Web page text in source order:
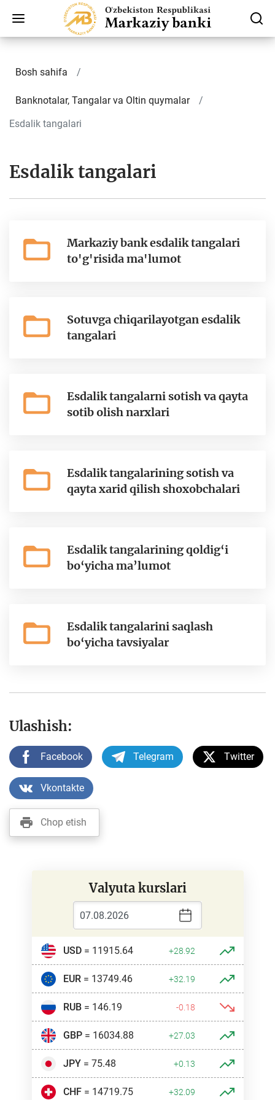
Bosh sahifa
Banknotalar, Tangalar va Oltin quymalar
Esdalik tangalari
Esdalik tangalari
Markaziy bank esdalik tangalari
to'g'risida ma'lumot
Sotuvga chiqarilayotgan esdalik
tangalari
Esdalik tangalarni sotish va qayta
sotib olish narxlari
Esdalik tangalarining sotish va
qayta xarid qilish shoxobchalari
Esdalik tangalarining qoldig‘i
bo‘yicha ma’lumot
Esdalik tangalarini saqlash
bo‘yicha tavsiyalar
Ulashish:
Facebook Telegram Twitter
Vkontakte
Chop etish
Valyuta kurslari
USD= 11915.64 +28.92
EUR= 13749.46 +32.19
RUB= 146.19 -0.18
GBP= 16034.88 +27.03
JPY= 75.48 +0.13
CHF= 14719.75 +32.09